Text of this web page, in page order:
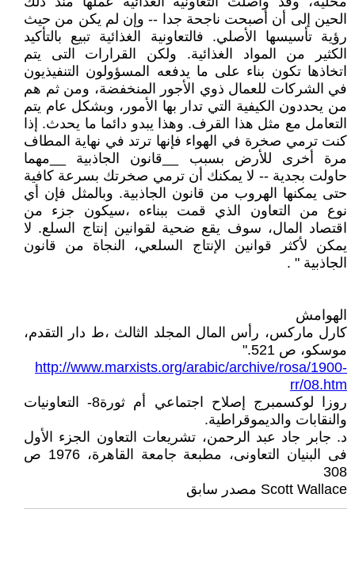
الحين إلى أن أصبحت ناجحة جدا -- وإن لم يكن من حيث
رؤية تأسيسها الأصلي. فالتعاونية الغذائية تبيع بالتأكيد
الكثير من المواد الغذائية. ولكن القرارات التى يتم
اتخاذها تكون بناء على ما يدفعه المسؤولون التنفيذيون
في الشركات للعمال ذوي الأجور المنخفضة، ومن ثم هم
من يحددون الكيفية التي تدار بها الأمور، وبشكل عام يتم
التعامل مع مثل هذا القرف. وهذا يبدو دائما ما يحدث. إذا
كنت ترمي صخرة في الهواء فإنها ترتد في نهاية المطاف
مرة أخرى للأرض بسبب __قانون الجاذبية __مهما
حاولت بجدية -- لا يمكنك أن ترمي صخرتك بسرعة كافية
حتى يمكنها الهروب من قانون الجاذبية. وبالمثل فإن أي
نوع من التعاون الذي قمت ببناءه ،سيكون جزء من
اقتصاد المال، سوف يقع ضحية لقوانين إنتاج السلع. لا
يمكن لأكثر قوانين الإنتاج السلعي، النجاة من قانون
الجاذبية " .
الهوامش
كارل ماركس، رأس المال المجلد الثالث ،ط دار التقدم،
موسكو، ص 521."
http://www.marxists.org/arabic/archive/rosa/1900-
rr/08.htm
روزا لوكسمبرج إصلاح اجتماعي أم ثورة8- التعاونيات
والنقابات والديموقراطية.
د. جابر جاد عبد الرحمن، تشريعات التعاون الجزء الأول
فى البنيان التعاونى، مطبعة جامعة القاهرة، 1976 ص
308
Scott Wallace مصدر سابق